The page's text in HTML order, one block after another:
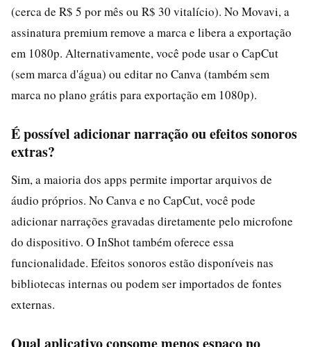
(cerca de R$ 5 por mês ou R$ 30 vitalício). No Movavi, a
assinatura premium remove a marca e libera a exportação
em 1080p. Alternativamente, você pode usar o CapCut
(sem marca d'água) ou editar no Canva (também sem
marca no plano grátis para exportação em 1080p).
É possível adicionar narração ou efeitos sonoros
extras?
Sim, a maioria dos apps permite importar arquivos de
áudio próprios. No Canva e no CapCut, você pode
adicionar narrações gravadas diretamente pelo microfone
do dispositivo. O InShot também oferece essa
funcionalidade. Efeitos sonoros estão disponíveis nas
bibliotecas internas ou podem ser importados de fontes
externas.
Qual aplicativo consome menos espaço no